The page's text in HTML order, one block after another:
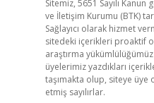
Sitemiz, 5651 Sayılı
ve İletişim Kurumu (BTK)
Sağlayıcı olarak hizmet
sitedeki içerikleri proaktif
araştırma
üyelerimiz yazdıkları
taşımakta olup, siteye
etmiş sayılırlar.